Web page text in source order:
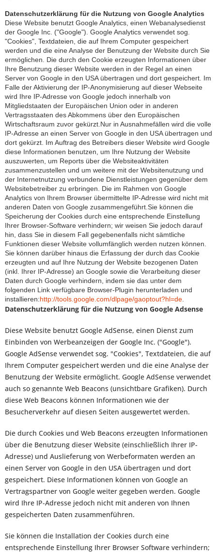
Datenschutzerklärung für die Nutzung von Google Analytics
Diese Website benutzt Google Analytics, einen Webanalysedienst
der Google Inc. ("Google"). Google Analytics verwendet sog.
"Cookies", Textdateien, die auf Ihrem Computer gespeichert
werden und die eine Analyse der Benutzung der Website durch Sie
ermöglichen. Die durch den Cookie erzeugten Informationen über
Ihre Benutzung dieser Website werden in der Regel an einen
Server von Google in den USA übertragen und dort gespeichert. Im
Falle der Aktivierung der IP-Anonymisierung auf dieser Webseite
wird Ihre IP-Adresse von Google jedoch innerhalb von
Mitgliedstaaten der Europäischen Union oder in anderen
Vertragsstaaten des Abkommens über den Europäischen
Wirtschaftsraum zuvor gekürzt.Nur in Ausnahmefällen wird die volle
IP-Adresse an einen Server von Google in den USA übertragen und
dort gekürzt. Im Auftrag des Betreibers dieser Website wird Google
diese Informationen benutzen, um Ihre Nutzung der Website
auszuwerten, um Reports über die Websiteaktivitäten
zusammenzustellen und um weitere mit der Websitenutzung und
der Internetnutzung verbundene Dienstleistungen gegenüber dem
Websitebetreiber zu erbringen. Die im Rahmen von Google
Analytics von Ihrem Browser übermittelte IP-Adresse wird nicht mit
anderen Daten von Google zusammengeführt.Sie können die
Speicherung der Cookies durch eine entsprechende Einstellung
Ihrer Browser-Software verhindern; wir weisen Sie jedoch darauf
hin, dass Sie in diesem Fall gegebenenfalls nicht sämtliche
Funktionen dieser Website vollumfänglich werden nutzen können.
Sie können darüber hinaus die Erfassung der durch das Cookie
erzeugten und auf Ihre Nutzung der Website bezogenen Daten
(inkl. Ihrer IP-Adresse) an Google sowie die Verarbeitung dieser
Daten durch Google verhindern, indem sie das unter dem
folgenden Link verfügbare Browser-Plugin herunterladen und
installieren:http://tools.google.com/dlpage/gaoptout?hl=de
Datenschutzerklärung für die Nutzung von Google Adsense
Diese Website benutzt Google AdSense, einen Dienst zum
Einbinden von Werbeanzeigen der Google Inc. ("Google").
Google AdSense verwendet sog. "Cookies", Textdateien, die auf
Ihrem Computer gespeichert werden und die eine Analyse der
Benutzung der Website ermöglicht. Google AdSense verwendet
auch so genannte Web Beacons (unsichtbare Grafiken). Durch
diese Web Beacons können Informationen wie der
Besucherverkehr auf diesen Seiten ausgewertet werden.
Die durch Cookies und Web Beacons erzeugten Informationen
über die Benutzung dieser Website (einschließlich Ihrer IP-
Adresse) und Auslieferung von Werbeformaten werden an
einen Server von Google in den USA übertragen und dort
gespeichert. Diese Informationen können von Google an
Vertragspartner von Google weiter gegeben werden. Google
wird Ihre IP-Adresse jedoch nicht mit anderen von Ihnen
gespeicherten Daten zusammenführen.
Sie können die Installation der Cookies durch eine
entsprechende Einstellung Ihrer Browser Software verhindern;